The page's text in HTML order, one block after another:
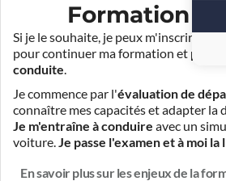
Formation
Si je le souhaite, je peux m'inscrire
pour continuer ma formation et
conduite.
Je commence par l'évaluation de
connaître mes capacités et adapter la
Je m'entraîne à conduire avec un
voiture.Je passe l'examen et à moi la
En savoir plus sur les enjeux de la